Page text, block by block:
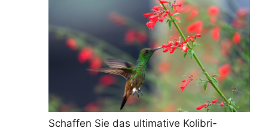
Schaffen Sie das ultimative Kolibri-